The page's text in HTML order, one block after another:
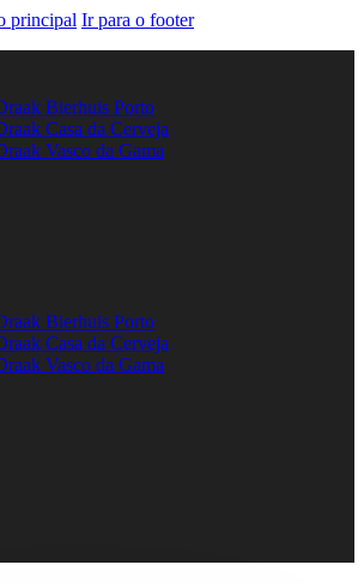
principal Ir para o footer
Bierhuis Porto
Casa da Cerveja
Vasco da Gama
Bierhuis Porto
Casa da Cerveja
Vasco da Gama